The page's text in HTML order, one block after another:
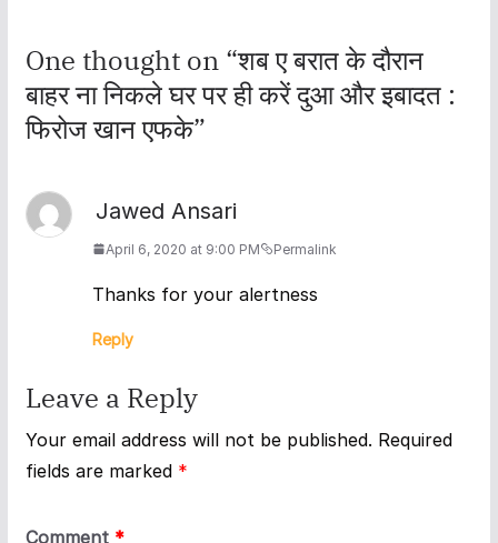
One thought on “शब ए बरात के दौरान
बाहर ना निकले घर पर ही करें दुआ और इबादत :
फिरोज खान एफके”
Jawed Ansari
April 6, 2020 at 9:00 PM Permalink
Thanks for your alertness
Reply
Leave a Reply
Your email address will not be published. Required
fields are marked *
Comment *